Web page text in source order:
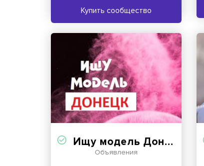
Купить сообщество
Ищу модель Донецк Макеевка ДНР
Объявления